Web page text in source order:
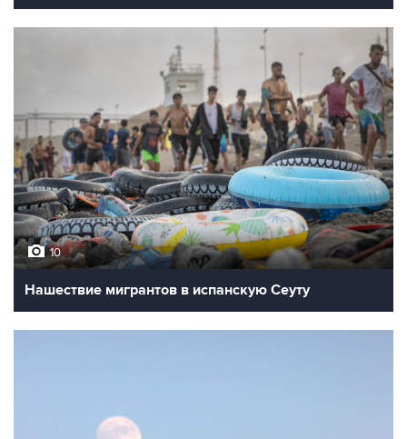
10
Нашествие мигрантов в испанскую Сеуту